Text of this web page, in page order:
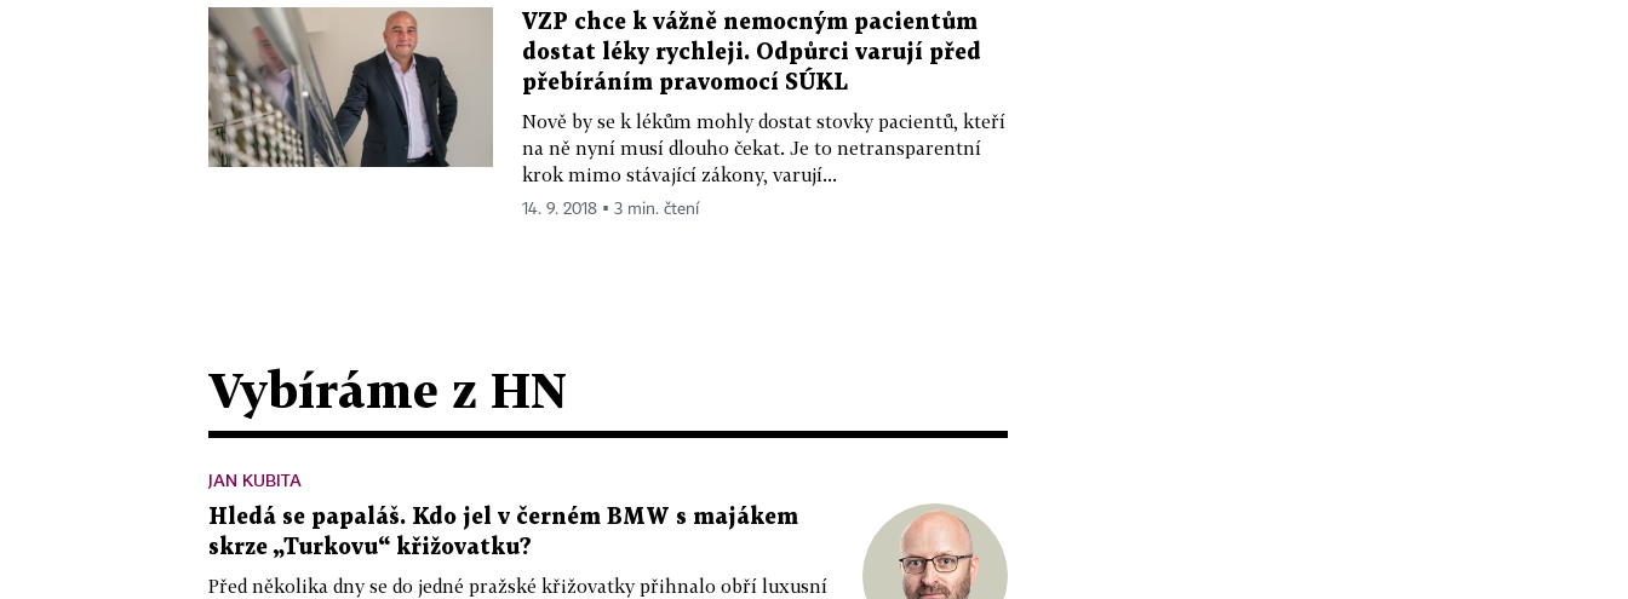
VZP chce k vážně nemocným pacientům
dostat léky rychleji. Odpůrci varují před
přebíráním pravomocí SÚKL
Nově by se k lékům mohly dostat stovky pacientů, kteří
na ně nyní musí dlouho čekat. Je to netransparentní
krok mimo stávající zákony, varují...
14. 9. 2018 ▪ 3 min. čtení
Vybíráme z HN
JAN KUBITA
Hledá se papaláš. Kdo jel v černém BMW s majákem
skrze „Turkovu“ křižovatku?
Před několika dny se do jedné pražské křižovatky přihnalo obří luxusní